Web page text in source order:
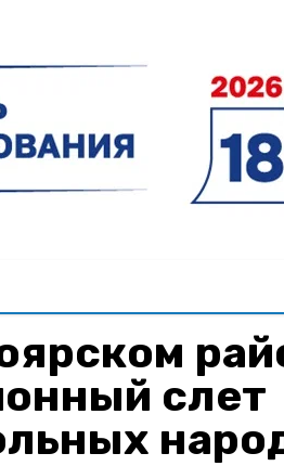
слет